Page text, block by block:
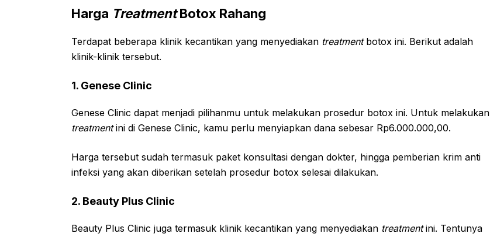
Harga TreatmentBotox Rahang
Terdapat beberapa klinik kecantikan yang menyediakan treatment botox ini. Berikut adalah
klinik-klinik tersebut.
1. Genese Clinic
Genese Clinic dapat menjadi pilihanmu untuk melakukan prosedur botox ini. Untuk melakukan
treatmentini di Genese Clinic, kamu perlu menyiapkan dana sebesar Rp6.000.000,00.
Harga tersebut sudah termasuk paket konsultasi dengan dokter, hingga pemberian krim anti
infeksi yang akan diberikan setelah prosedur botox selesai dilakukan.
2. Beauty Plus Clinic
Beauty Plus Clinic juga termasuk klinik kecantikan yang menyediakan treatmentini. Tentunya